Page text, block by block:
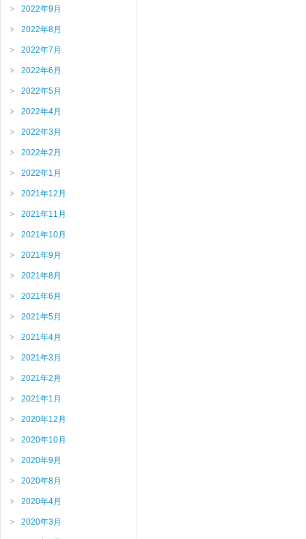
2022年9月
2022年8月
2022年7月
2022年6月
2022年5月
2022年4月
2022年3月
2022年2月
2022年1月
2021年12月
2021年11月
2021年10月
2021年9月
2021年8月
2021年6月
2021年5月
2021年4月
2021年3月
2021年2月
2021年1月
2020年12月
2020年10月
2020年9月
2020年8月
2020年4月
2020年3月